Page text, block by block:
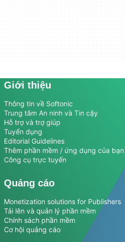
Giới thiệu
Thông tin về Softonic
Trung tâm An ninh và Tin cậy
Hỗ trợ và trợ giúp
Tuyển dụng
Editorial Guidelines
Thêm phần mềm / ứng dụng của bạn
Công cụ trực tuyến
Quảng cáo
Monetization solutions for Publishers
Tải lên và quản lý phần mềm
Chính sách phần mềm
Cơ hội quảng cáo